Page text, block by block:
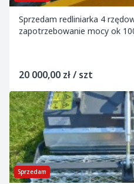
Sprzedam redliniarka 4
zapotrzebowanie mocy ok
20 000,00 zł / szt
Sprzedam